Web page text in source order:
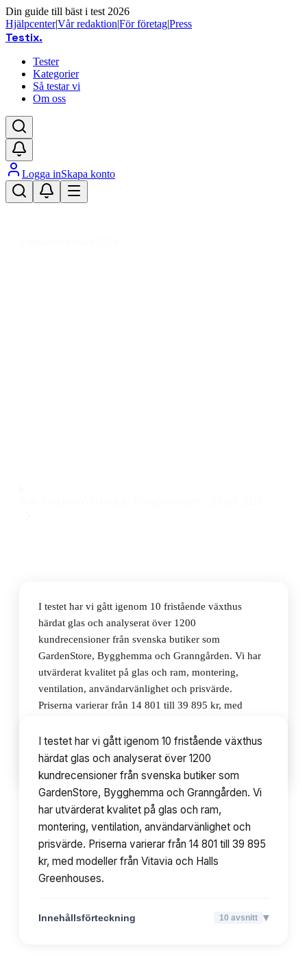
Din guide till bäst i test 2026
Hjälpcenter|Vår redaktion|För företag|Press
Testix.
Tester
Kategorier
Så testar vi
Om oss
Logga inSkapa konto
I testet har vi gått igenom 10 fristående växthus
härdat glas och analyserat över 1200
kundrecensioner från svenska butiker som
GardenStore, Bygghemma och Granngården. Vi har
utvärderat kvalitet på glas och ram, montering,
ventilation, användarvänlighet och prisvärde.
Priserna varierar från 14 801 till 39 895 kr, med
Innehållsförteckning
I testet har vi gått igenom 10 fristående växthus
härdat glas och analyserat över 1200
kundrecensioner från svenska butiker som
GardenStore, Bygghemma och Granngården. Vi
har utvärderat kvalitet på glas och ram,
montering, ventilation, användarvänlighet och
prisvärde. Priserna varierar från 14 801 till 39 895
kr, med modeller från Vitavia och Halls
Greenhouses.
Innehållsförteckning 10 avsnitt ▾